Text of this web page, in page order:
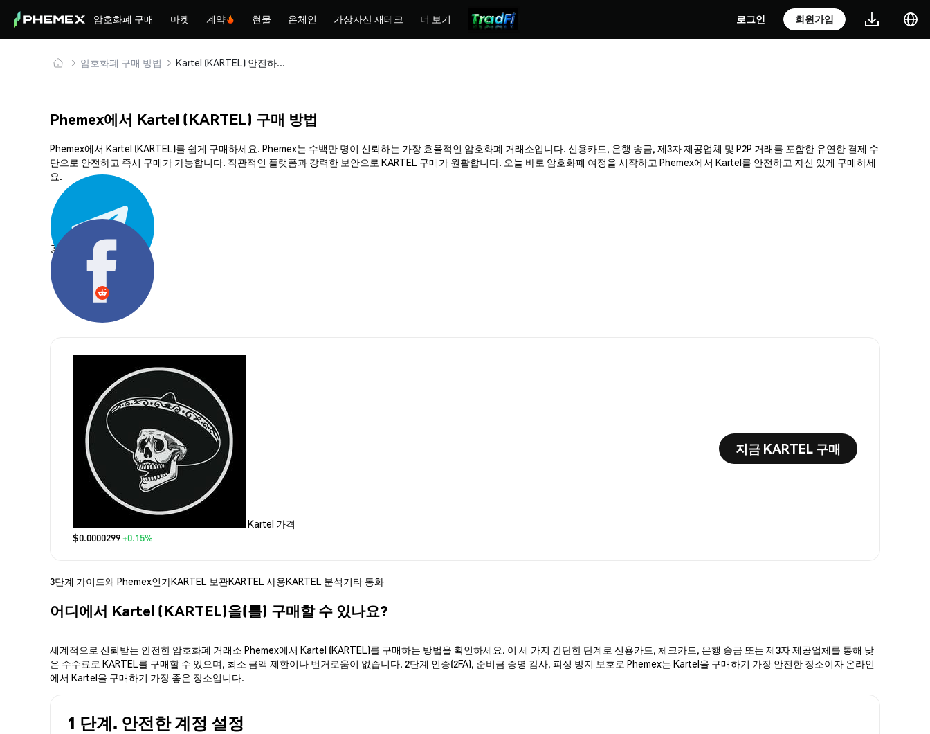
암호화폐 구매 마켓 계약 현물 온체인 가상자산 재테크 더 보기 로그인 회원가입
암호화폐 구매 방법 Kartel (KARTEL) 안전하게 구매 및 보관
Phemex에서 Kartel (KARTEL) 구매 방법
Phemex에서 Kartel (KARTEL)를 쉽게 구매하세요. Phemex는 수백만 명이 신뢰하는 가장 효율적인 암호화폐 거래소입니다. 신용카드, 은행 송금, 제3자 제공업체 및 P2P 거래를 포함한 유연한 결제 수
단으로 안전하고 즉시 구매가 가능합니다. 직관적인 플랫폼과 강력한 보안으로 KARTEL 구매가 원활합니다. 오늘 바로 암호화폐 여정을 시작하고 Phemex에서 Kartel를 안전하고 자신 있게 구매하세
요.
공유하기:
Kartel 가격
$0.0000299+0.15%
지금 KARTEL 구매
3단계 가이드왜 Phemex인가KARTEL 보관KARTEL 사용KARTEL 분석기타 통화
어디에서 Kartel (KARTEL)을(를) 구매할 수 있나요?
세계적으로 신뢰받는 안전한 암호화폐 거래소 Phemex에서 Kartel (KARTEL)를 구매하는 방법을 확인하세요. 이 세 가지 간단한 단계로 신용카드, 체크카드, 은행 송금 또는 제3자 제공업체를 통해 낮
은 수수료로 KARTEL를 구매할 수 있으며, 최소 금액 제한이나 번거로움이 없습니다. 2단계 인증(2FA), 준비금 증명 감사, 피싱 방지 보호로 Phemex는 Kartel을 구매하기 가장 안전한 장소이자 온라인
에서 Kartel을 구매하기 가장 좋은 장소입니다.
1 단계. 안전한 계정 설정